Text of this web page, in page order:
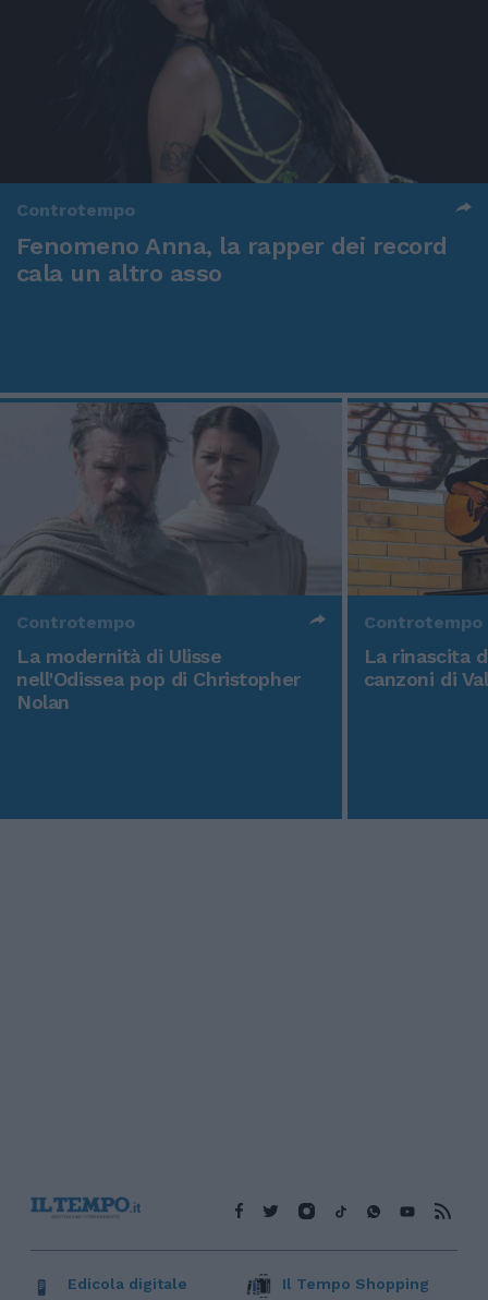
Controtempo
Fenomeno Anna, la rapper dei record
cala un altro asso
Controtempo
La modernità di Ulisse
nell'Odissea pop di Christopher
Nolan
Controtempo
La rinascita
canzoni di
Edicola digitale Il Tempo Shopping